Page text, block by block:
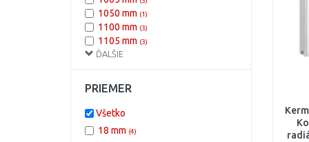
ĎALŠIE
1050 mm (1)
1100 mm (3)
1105 mm (3)
1200 mm
130 mm
1300 mm
1305 mm
160 mm
PRIEMER
Všetko
18 mm (4)